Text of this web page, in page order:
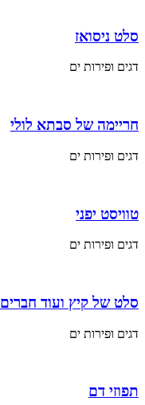
סלט ניסואז
דגים ופירות ים
חריימה של סבתא לולי
דגים ופירות ים
טוויסט יפני
דגים ופירות ים
סלט של קיץ ועוד חברים
דגים ופירות ים
תפוזי דם